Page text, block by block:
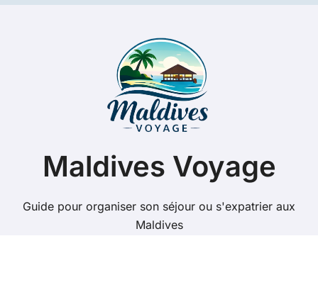
Maldives Voyage
Guide pour organiser son séjour ou s'expatrier aux
Maldives